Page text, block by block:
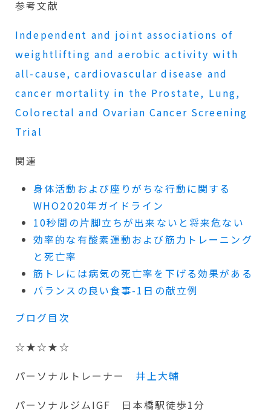
参考文献
Independent and joint associations of
weightlifting and aerobic activity with
all-cause, cardiovascular disease and
cancer mortality in the Prostate, Lung,
Colorectal and Ovarian Cancer Screening
Trial
関連
身体活動および座りがちな行動に関する
WHO2020年ガイドライン
10秒間の片脚立ちが出来ないと将来危ない
効率的な有酸素運動および筋力トレーニング
と死亡率
筋トレには病気の死亡率を下げる効果がある
バランスの良い食事-1日の献立例
ブログ目次
☆★☆★☆
パーソナルトレーナー 井上大輔
パーソナルジムIGF 日本橋駅徒歩1分